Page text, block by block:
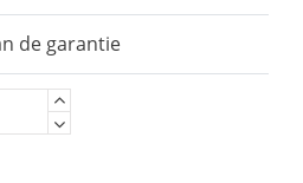
de garantie